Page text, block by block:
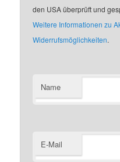
den USA überprüft und
Weitere Informationen zu
Widerrufsmöglichkeiten.
Name
E-Mail